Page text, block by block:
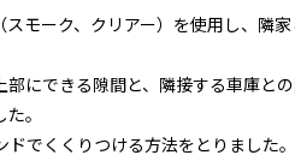
モーク、クリアー）を使用し、隣
にできる隙間と、隣接する車庫と
。
でくくりつける方法をとりました。